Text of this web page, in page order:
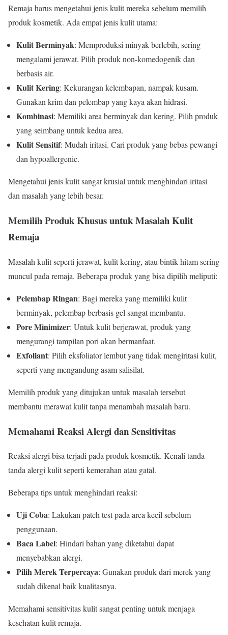
Remaja harus mengetahui jenis kulit mereka sebelum memilih
produk kosmetik. Ada empat jenis kulit utama:
Kulit Berminyak: Memproduksi minyak berlebih, sering
mengalami jerawat. Pilih produk non-komedogenik dan
berbasis air.
Kulit Kering: Kekurangan kelembapan, nampak kusam.
Gunakan krim dan pelembap yang kaya akan hidrasi.
Kombinasi: Memiliki area berminyak dan kering. Pilih produk
yang seimbang untuk kedua area.
Kulit Sensitif: Mudah iritasi. Cari produk yang bebas pewangi
dan hypoallergenic.
Mengetahui jenis kulit sangat krusial untuk menghindari iritasi
dan masalah yang lebih besar.
Memilih Produk Khusus untuk Masalah Kulit
Remaja
Masalah kulit seperti jerawat, kulit kering, atau bintik hitam sering
muncul pada remaja. Beberapa produk yang bisa dipilih meliputi:
Pelembap Ringan: Bagi mereka yang memiliki kulit
berminyak, pelembap berbasis gel sangat membantu.
Pore Minimizer: Untuk kulit berjerawat, produk yang
mengurangi tampilan pori akan bermanfaat.
Exfoliant: Pilih eksfoliator lembut yang tidak mengiritasi kulit,
seperti yang mengandung asam salisilat.
Memilih produk yang ditujukan untuk masalah tersebut
membantu merawat kulit tanpa menambah masalah baru.
Memahami Reaksi Alergi dan Sensitivitas
Reaksi alergi bisa terjadi pada produk kosmetik. Kenali tanda-
tanda alergi kulit seperti kemerahan atau gatal.
Beberapa tips untuk menghindari reaksi:
Uji Coba: Lakukan patch test pada area kecil sebelum
penggunaan.
Baca Label: Hindari bahan yang diketahui dapat
menyebabkan alergi.
Pilih Merek Terpercaya: Gunakan produk dari merek yang
sudah dikenal baik kualitasnya.
Memahami sensitivitas kulit sangat penting untuk menjaga
kesehatan kulit remaja.